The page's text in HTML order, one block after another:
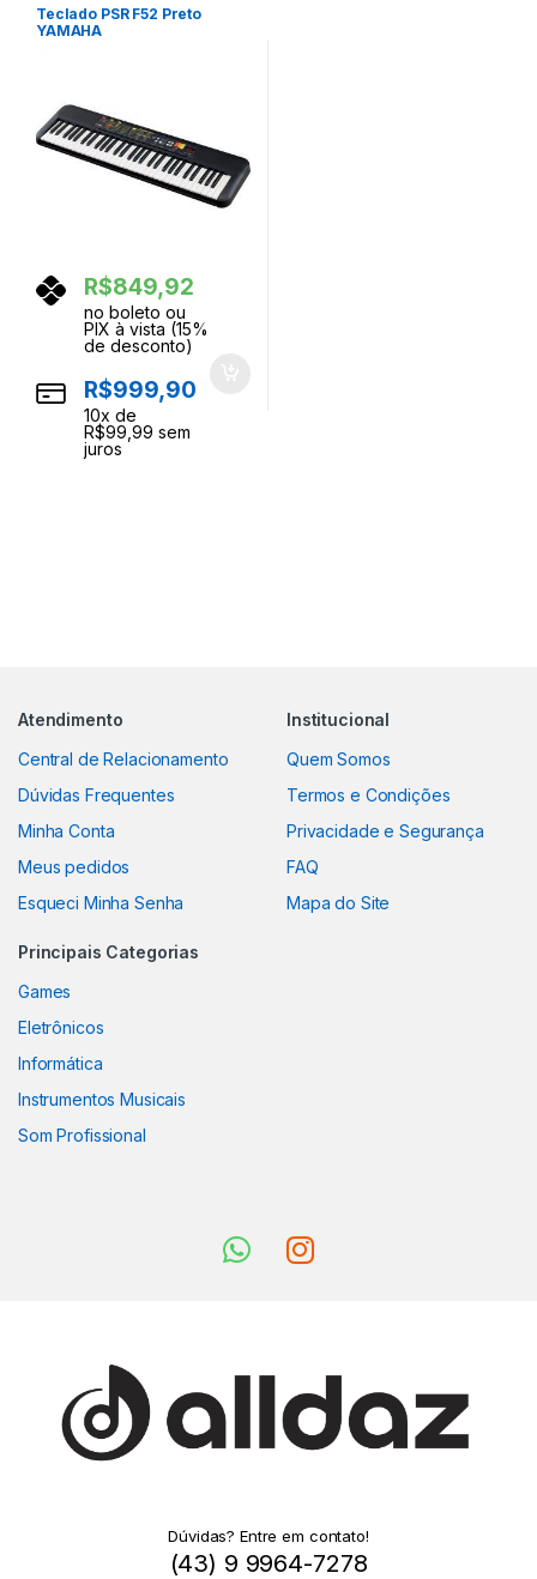
Teclado PSR F52 Preto
YAMAHA
R$849,92
no boleto ou
PIX à vista (15%
de desconto)
R$999,90
10x de
R$99,99 sem
juros
Atendimento
Central de Relacionamento
Dúvidas Frequentes
Minha Conta
Meus pedidos
Esqueci Minha Senha
Institucional
Quem Somos
Termos e Condições
Privacidade e Segurança
FAQ
Mapa do Site
Principais Categorias
Games
Eletrônicos
Informática
Instrumentos Musicais
Som Profissional
Dúvidas? Entre em contato!
(43) 9 9964-7278